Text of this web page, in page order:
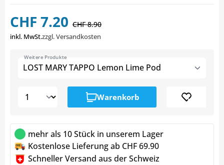
CHF 7.20 CHF 8.90
inkl. MwSt.zzgl. Versandkosten
LOST MARY TAPPO Lemon Lime Pod
Weitere Produkte
Warenkorb
mehr als 10 Stück in unserem Lager
Kostenlose Lieferung ab CHF 69.90
Schneller Versand aus der Schweiz